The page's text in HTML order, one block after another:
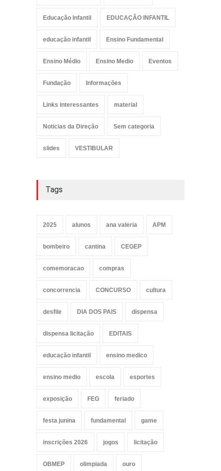
Educação Infantil EDUCAÇÃO INFANTIL
educação infantil Ensino Fundamental
Ensino Médio Ensino Medio Eventos
Fundação Informações
Links interessantes material
Noticias da Direção Sem categoria
slides VESTIBULAR
Tags
2025 alunos ana valeria APM
bombeiro cantina CEGEP
comemoracao compras
concorrencia CONCURSO cultura
desfile DIA DOS PAIS dispensa
dispensa licitação EDITAIS
educação infantil ensino medico
ensino medio escola esportes
exposição FEG feriado
festa junina fundamental game
inscrições 2026 jogos licitação
OBMEP olimpiada ouro